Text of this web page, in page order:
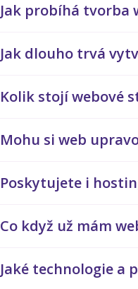
Jak probíhá tvorba
Jak dlouho trvá
Kolik stojí webové
Mohu si web
Poskytujete i
Co když už mám
Jaké technologie a